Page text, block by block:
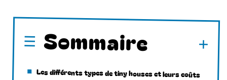
Sommaire
Les différents types de tiny houses et leurs coûts